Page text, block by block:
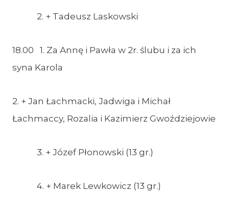
2. + Tadeusz Laskowski
18.00 1. Za Annę i Pawła w 2r. ślubu i za ich
syna Karola
2. + Jan Łachmacki, Jadwiga i Michał
Łachmaccy, Rozalia i Kazimierz Gwoździejowie
3. + Józef Płonowski (13 gr.)
4. + Marek Lewkowicz (13 gr.)